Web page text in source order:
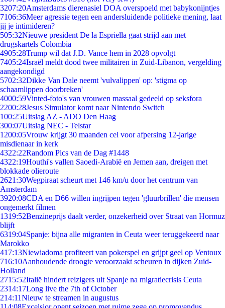
3207:20Amsterdams dierenasiel DOA overspoeld met babykonijntjes
7106:36Meer agressie tegen een andersluidende politieke mening, laat
jij je intimideren?
505:32Nieuwe president De la Espriella gaat strijd aan met
drugskartels Colombia
4905:28Trump wil dat J.D. Vance hem in 2028 opvolgt
7405:24Israël meldt dood twee militairen in Zuid-Libanon, vergelding
aangekondigd
5702:32Dikke Van Dale neemt 'vulvalippen' op: 'stigma op
schaamlippen doorbreken'
4000:59Vinted-foto's van vrouwen massaal gedeeld op seksfora
2200:28Jesus Simulator komt naar Nintendo Switch
100:25Uitslag AZ - ADO Den Haag
300:07Uitslag NEC - Telstar
1200:05Vrouw krijgt 30 maanden cel voor afpersing 12-jarige
misdienaar in kerk
4322:22Random Pics van de Dag #1448
4322:19Houthi's vallen Saoedi-Arabië en Jemen aan, dreigen met
blokkade olieroute
2621:30Wegpiraat scheurt met 146 km/u door het centrum van
Amsterdam
3920:08CDA en D66 willen ingrijpen tegen 'gluurbrillen' die mensen
ongemerkt filmen
1319:52Benzineprijs daalt verder, onzekerheid over Straat van Hormuz
blijft
6319:04Spanje: bijna alle migranten in Ceuta weer teruggekeerd naar
Marokko
417:13Niewiadoma profiteert van pokerspel en grijpt geel op Ventoux
716:10Aanhoudende droogte veroorzaakt scheuren in dijken Zuid-
Holland
2715:52Italië hindert reizigers uit Spanje na migratiecrisis Ceuta
2314:17Long live the 7th of October
214:11Nieuw te streamen in augustus